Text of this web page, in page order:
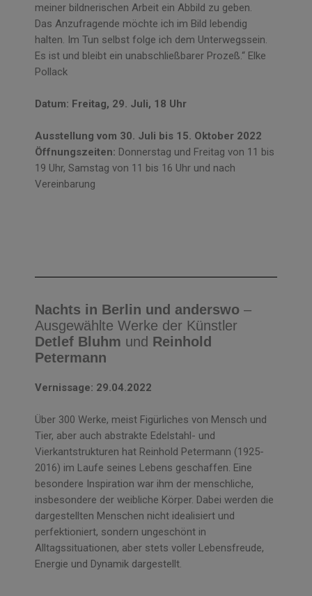
meiner bildnerischen Arbeit ein Abbild zu geben.
Das Anzufragende möchte ich im Bild lebendig
halten. Im Tun selbst folge ich dem Unterwegssein.
Es ist und bleibt ein unabschließbarer Prozeß.“ Elke
Pollack
Datum: Freitag, 29. Juli, 18 Uhr
Ausstellung vom 30. Juli bis 15. Oktober 2022
Öffnungszeiten: Donnerstag und Freitag von 11 bis
19 Uhr, Samstag von 11 bis 16 Uhr und nach
Vereinbarung
Nachts in Berlin und anderswo –
Ausgewählte Werke der Künstler
Detlef Bluhm und Reinhold
Petermann
Vernissage: 29.04.2022
Über 300 Werke, meist Figürliches von Mensch und
Tier, aber auch abstrakte Edelstahl- und
Vierkantstrukturen hat Reinhold Petermann (1925-
2016) im Laufe seines Lebens geschaffen. Eine
besondere Inspiration war ihm der menschliche,
insbesondere der weibliche Körper. Dabei werden die
dargestellten Menschen nicht idealisiert und
perfektioniert, sondern ungeschönt in
Alltagssituationen, aber stets voller Lebensfreude,
Energie und Dynamik dargestellt.